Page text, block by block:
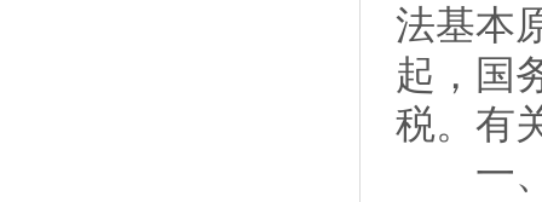
法基本
起，国
税。有
一、